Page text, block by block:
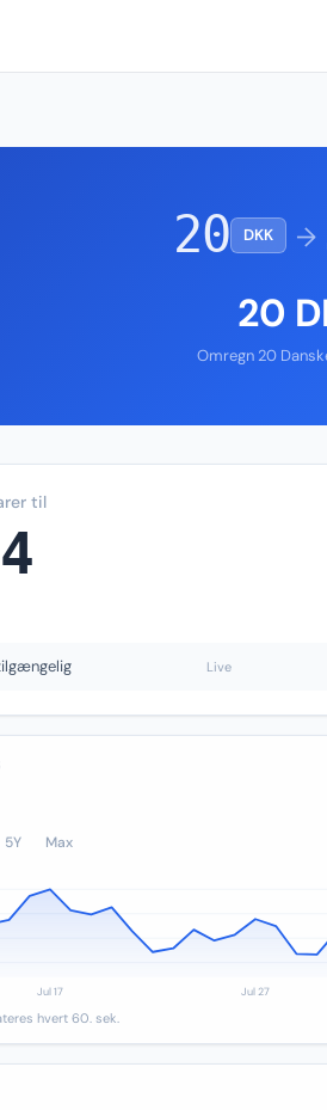
20 DKK →
20
Omregn 20
til
Live
5Y Max
hvert 60. sek.